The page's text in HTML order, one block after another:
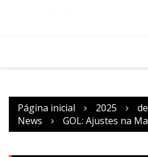
Página inicial 2025
News
GOL: Ajustes na